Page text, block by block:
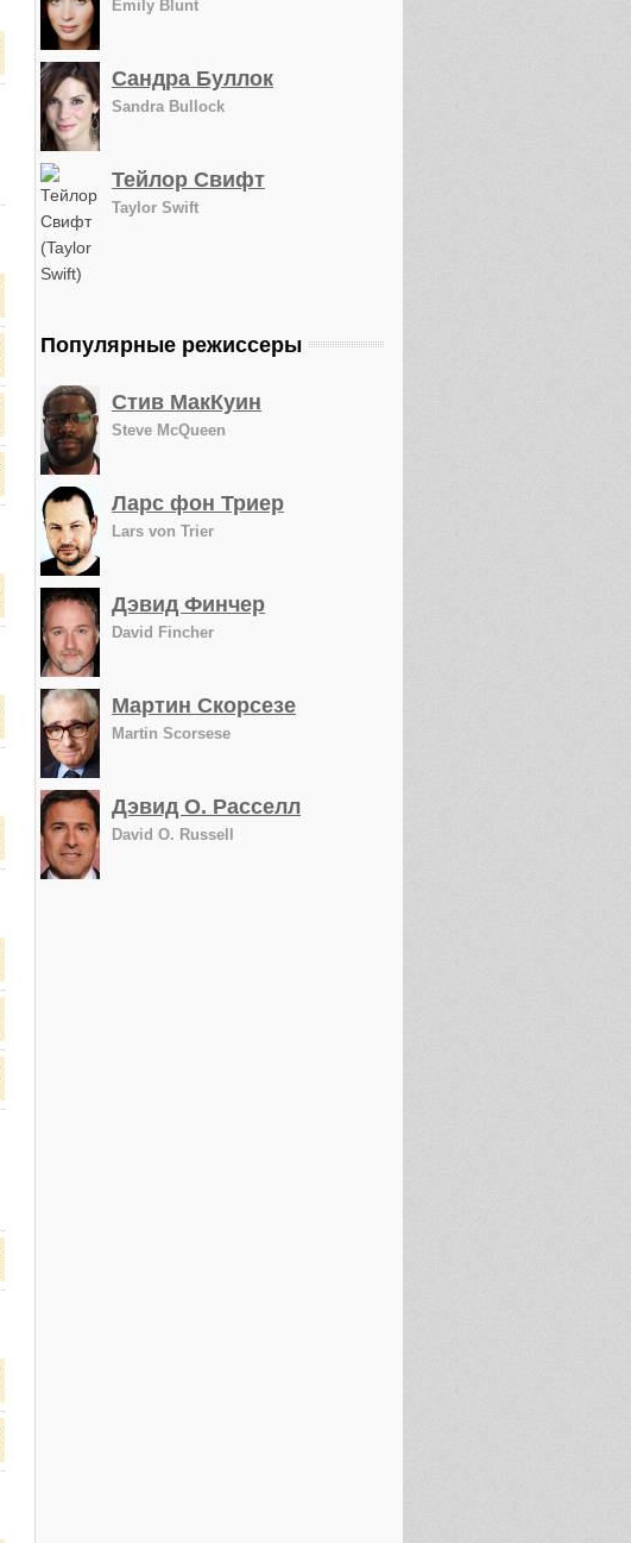
Emily Blunt
Сандра Буллок
Sandra Bullock
Тейлор Свифт
Taylor Swift
Популярные режиссеры
Стив МакКуин
Steve McQueen
Ларс фон Триер
Lars von Trier
Дэвид Финчер
David Fincher
Мартин Скорсезе
Martin Scorsese
Дэвид О. Расселл
David O. Russell